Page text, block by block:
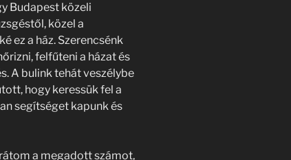
Budapest közeli
közel a
ez a ház. Szerencsénk
felfűteni a házat és
A bulink tehát veszélybe
hogy keressük fel a
segítséget kapunk és
a megadott számot,